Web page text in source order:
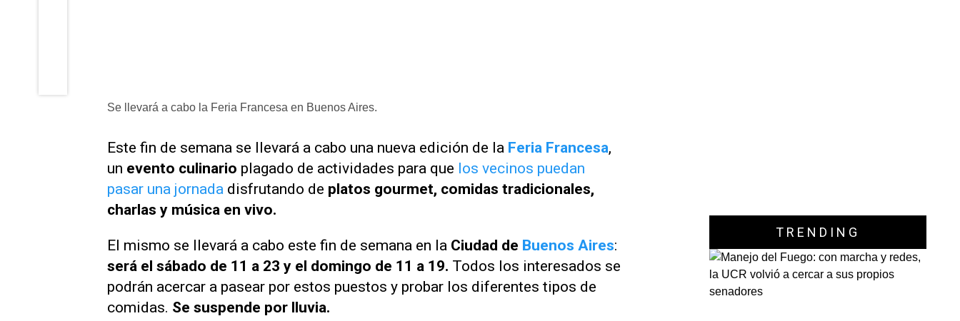
Se llevará a cabo la Feria Francesa en Buenos Aires.
Este fin de semana se llevará a cabo una nueva edición de la Feria Francesa,
un evento culinario plagado de actividades para que los vecinos puedan
pasar una jornada disfrutando de platos gourmet, comidas tradicionales,
charlas y música en vivo.
El mismo se llevará a cabo este fin de semana en la Ciudad de Buenos Aires:
será el sábado de 11 a 23 y el domingo de 11 a 19. Todos los interesados se
podrán acercar a pasear por estos puestos y probar los diferentes tipos de
comidas. Se suspende por lluvia.
TRENDING